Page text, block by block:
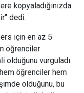
kopyaladığınızda
dedi.
için en az 5
öğrenciler
olduğunu vurguladı.
öğrenciler hem
olduğunu, bu